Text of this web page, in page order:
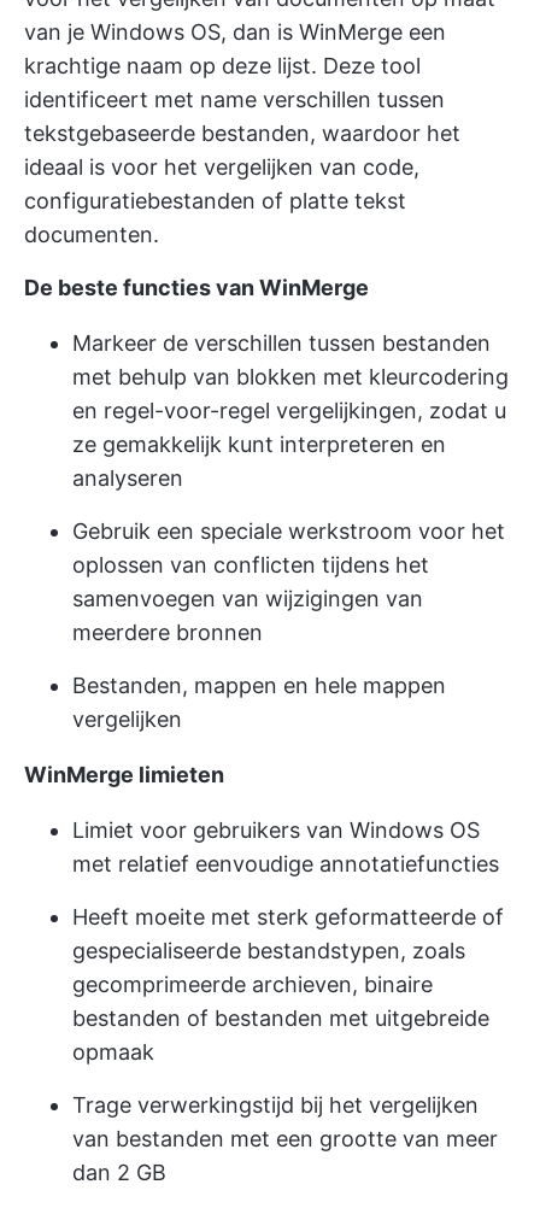
van je Windows OS, dan is WinMerge een
krachtige naam op deze lijst. Deze tool
identificeert met name verschillen tussen
tekstgebaseerde bestanden, waardoor het
ideaal is voor het vergelijken van code,
configuratiebestanden of platte tekst
documenten.
De beste functies van WinMerge
Markeer de verschillen tussen bestanden
met behulp van blokken met kleurcodering
en regel-voor-regel vergelijkingen, zodat u
ze gemakkelijk kunt interpreteren en
analyseren
Gebruik een speciale werkstroom voor het
oplossen van conflicten tijdens het
samenvoegen van wijzigingen van
meerdere bronnen
Bestanden, mappen en hele mappen
vergelijken
WinMerge limieten
Limiet voor gebruikers van Windows OS
met relatief eenvoudige annotatiefuncties
Heeft moeite met sterk geformatteerde of
gespecialiseerde bestandstypen, zoals
gecomprimeerde archieven, binaire
bestanden of bestanden met uitgebreide
opmaak
Trage verwerkingstijd bij het vergelijken
van bestanden met een grootte van meer
dan 2 GB